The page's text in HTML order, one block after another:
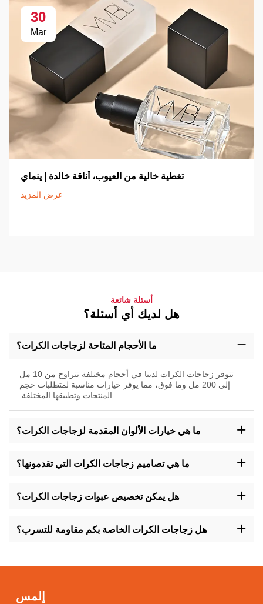
30
Mar
تغطية خالية من العيوب، أناقة خالدة | ينماي
عرض المزيد
أسئلة شائعة
هل لديك أي أسئلة؟
ما الأحجام المتاحة لزجاجات الكرات؟
تتوفر زجاجات الكرات لدينا في أحجام مختلفة تتراوح من 10 مل
إلى 200 مل وما فوق، مما يوفر خيارات مناسبة لمتطلبات حجم
المنتجات وتطبيقها المختلفة.
ما هي خيارات الألوان المقدمة لزجاجات الكرات؟
وغيرهم لتناسب أسلوب علامتك التجارية وتفضيلات التغليف الخاصة
بزجاجات الكرات.
ما هي تصاميم زجاجات الكرات التي تقدمونها؟
القصيرة، ذات الكتف المسطح، وغيرها، مما يضمن المرونة لتلبية متطلبات
الصياغة والعلامة التجارية المتنوعة.
هل يمكن تخصيص عبوات زجاجات الكرات؟
التصميم والتسمية والجوانب الأخرى لتعكس هوية علامتك التجارية وجذب
الجمهور المستهدف.
هل زجاجات الكرات الخاصة بكم مقاومة للتسرب؟
التسرب والفوضى.
إلمس